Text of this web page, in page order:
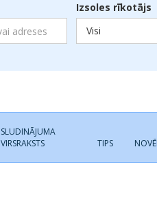
Izsoles rīkotājs
Visi
SLUDINĀJUMA
VIRSRAKSTS
TIPS